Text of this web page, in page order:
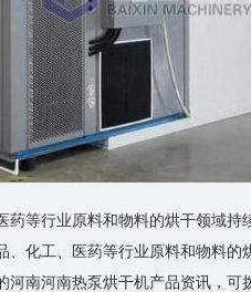
药等行业原料和物料的烘干领域
化工、医药等行业原料和物料
河南河南热泵烘干机产品资讯，